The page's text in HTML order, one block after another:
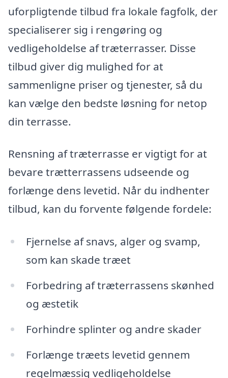
uforpligtende tilbud fra lokale fagfolk, der
specialiserer sig i rengøring og
vedligeholdelse af træterrasser. Disse
tilbud giver dig mulighed for at
sammenligne priser og tjenester, så du
kan vælge den bedste løsning for netop
din terrasse.
Rensning af træterrasse er vigtigt for at
bevare trætterrassens udseende og
forlænge dens levetid. Når du indhenter
tilbud, kan du forvente følgende fordele:
Fjernelse af snavs, alger og svamp,
som kan skade træet
Forbedring af træterrassens skønhed
og æstetik
Forhindre splinter og andre skader
Forlænge træets levetid gennem
regelmæssig vedligeholdelse